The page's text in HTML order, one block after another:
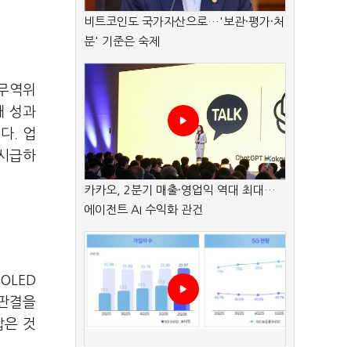
역위
성과
. 업
급하
결을
은 것
비트코인도 국가자산으로…'보관·평가·처
분' 기준은 숙제
카카오, 2분기 매출·영업익 역대 최대…
에이전트 AI 수익화 관건